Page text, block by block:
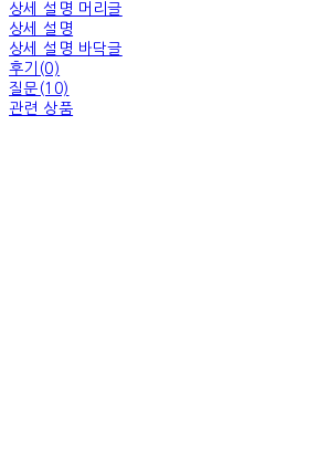
상세 설명 머리글
상세 설명
상세 설명 바닥글
후기(0)
질문(10)
관련 상품